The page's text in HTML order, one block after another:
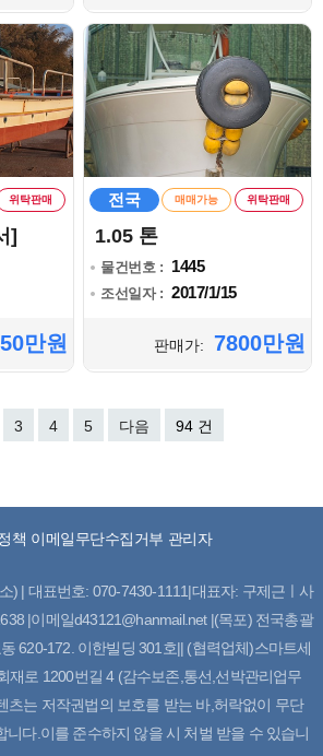
위탁판매
]
만원
전국 매매가능 위탁판매
1.05 톤
물건번호 : 1445
조선일자 : 2017/1/15
판매가: 7800만원
3 4 5 다음 94 건
책 이메일무단수집거부 관리자
) | 대표번호: 070-7430-1111|대표자: 구제근ㅣ사
|이메일d43121@hanmail.net |(목포) 전국총괄
620-172. 이한빌딩 301호|| (협력업체)스마트세
재로 1200번길 4 (감수보존,통선,선박관리업무
츠는 저작권법의 보호를 받는 바,허락없이 무단
니다.이를 준수하지 않을 시 처벌 받을 수 있습니